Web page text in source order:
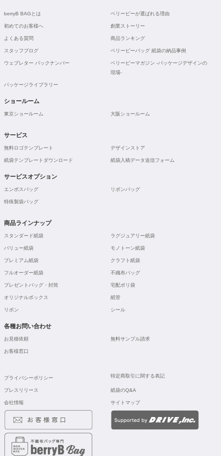
berryB BAGとは ベリービーが選ばれる理由
初めてのお客様へ 創業ストーリー
よくある質問 商品ランキング
スタッフブログ ベリービーバッグ 紙袋の納品事例
ウェブレター バックナンバー
ベリービーマガジン -パッケージデザインの
現場-
パッケージライブラリー
ショールーム
東京ショールーム 大阪ショールーム
サービス
無料ロゴテンプレート デザインストア
紙袋テンプレートダウンロード 紙袋入稿データ送信フォーム
サービスオプション
エンボスバッグ リボンバッグ
特殊製袋バッグ
商品ラインナップ
スタンダード紙袋 ラグジュアリー紙袋
バリュー紙袋 モノトーン紙袋
プレミアム紙袋 クラフト紙袋
フルオーダー紙袋 不織布バッグ
プレゼントバッグ・封筒 宅配ポリ袋
オリジナルボックス 紙管
リボン シール
各種お問い合わせ
お見積依頼 無料サンプル請求
お客様窓口
プライバシーポリシー 特定商取引に関する表記
プレスリリース 紙袋のQ&A
会社情報 サイトマップ